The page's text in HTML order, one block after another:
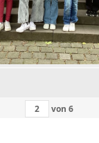
von 6